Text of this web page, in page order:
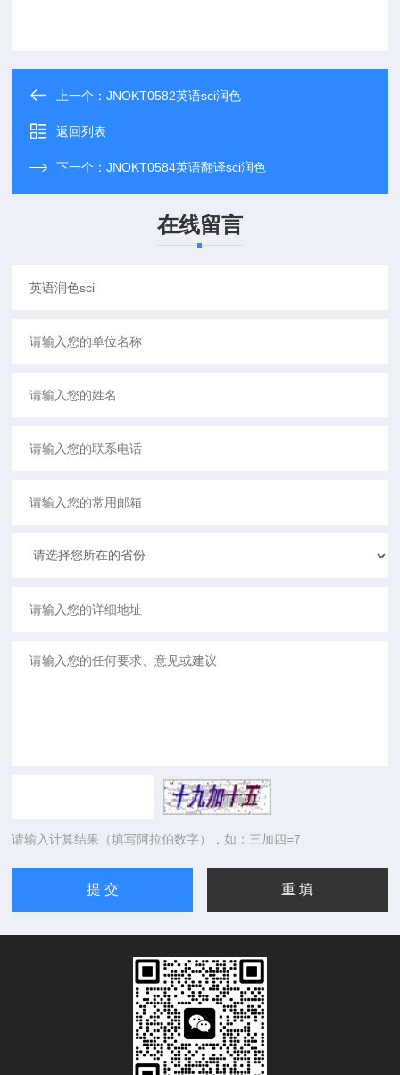
上一个：JNOKT0582英语sci润色
返回列表
下一个：JNOKT0584英语翻译sci润色
在线留言
请输入计算结果（填写阿拉伯数字），如：三加四=7